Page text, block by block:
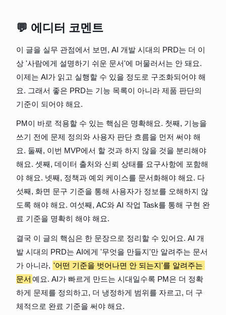
💬 에디터 코멘트
이 글을 실무 관점에서 보면, AI 개발 시대의 PRD는 더 이
상 '사람에게 설명하기 쉬운 문서'에 머물러서는 안 돼요.
이제는 AI가 읽고 실행할 수 있을 정도로 구조화되어야 해
요. 그래서 좋은 PRD는 기능 목록이 아니라 제품 판단의
기준이 되어야 해요.
PM이 바로 적용할 수 있는 핵심은 명확해요. 첫째, 기능을
쓰기 전에 문제 정의와 사용자 판단 흐름을 먼저 써야 해
요. 둘째, 이번 MVP에서 할 것과 하지 않을 것을 분리해야
해요. 셋째, 데이터 출처와 신뢰 상태를 요구사항에 포함해
야 해요. 넷째, 정책과 예외 케이스를 문서화해야 해요. 다
섯째, 화면 문구 기준을 통해 사용자가 정보를 오해하지 않
도록 해야 해요. 여섯째, AC와 AI 작업 Task를 통해 구현 완
료 기준을 명확히 해야 해요.
결국 이 글의 핵심은 한 문장으로 정리할 수 있어요. AI 개
발 시대의 PRD는 AI에게 '무엇을 만들지'만 알려주는 문서
가 아니라, '어떤 기준을 벗어나면 안 되는지'를 알려주는
문서 예요. AI가 빠르게 만드는 시대일수록 PM은 더 정확
하게 문제를 정의하고, 더 냉정하게 범위를 자르고, 더 구
체적으로 완료 기준을 써야 해요.